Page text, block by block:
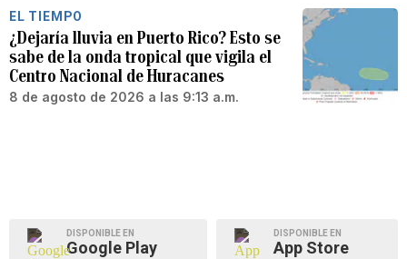
EL TIEMPO
¿Dejaría lluvia en Puerto Rico? Esto se
sabe de la onda tropical que vigila el
Centro Nacional de Huracanes
8 de agosto de 2026 a las 9:13 a.m.
DISPONIBLE EN
Google Play
DISPONIBLE EN
App Store